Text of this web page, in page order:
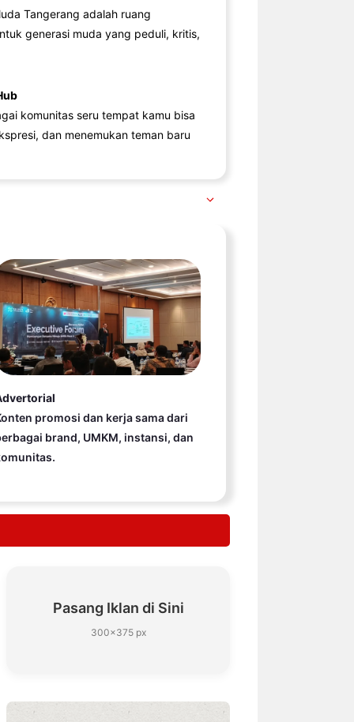
Tangerang adalah ruang
generasi muda yang peduli, kritis,
komunitas seru tempat kamu bisa
dan menemukan teman baru
promosi dan kerja sama dari
brand, UMKM, instansi, dan
Pasang Iklan di Sini
300×375 px